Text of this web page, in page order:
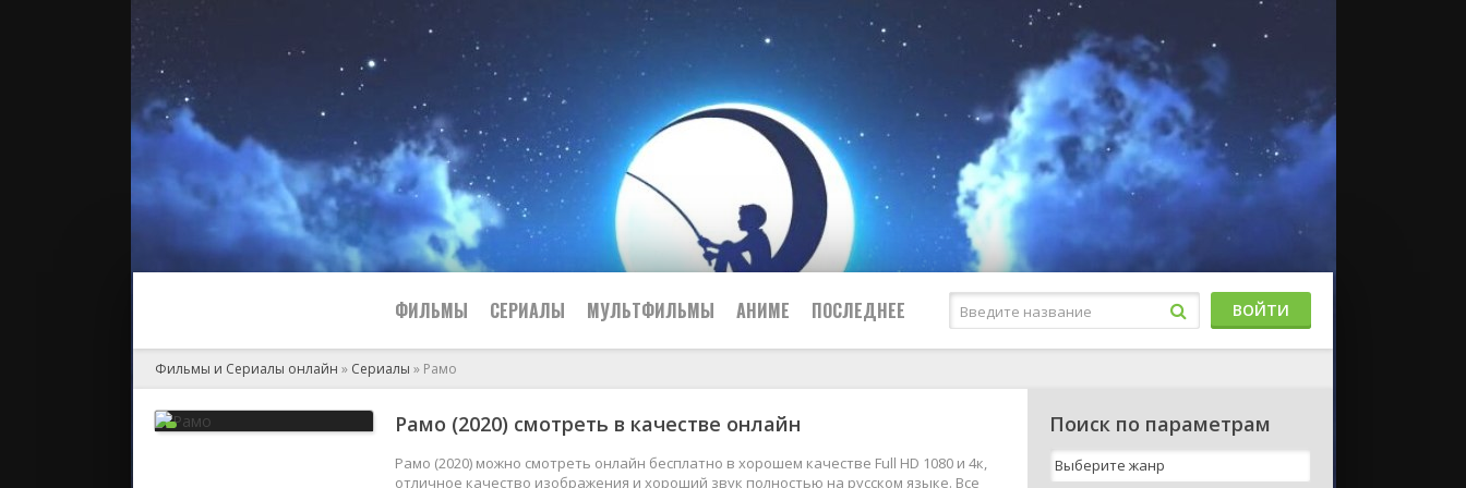
ФИЛЬМЫ
2024
Боевики
Военные
Приключения
СЕРИАЛЫ МУЛЬТФИЛЬМЫ АНИМЕ ПОСЛЕДНЕЕ
2024
ВОЙТИ
Фильмы и Сериалы онлайн » Сериалы » Рамо
Рамо (2020) смотреть в качестве онлайн
Рамо (2020) можно смотреть онлайн бесплатно в хорошем качестве Full HD 1080 и 4к,
отличное качество изображения и хороший звук полностью на русском языке. Все
Поиск по параметрам